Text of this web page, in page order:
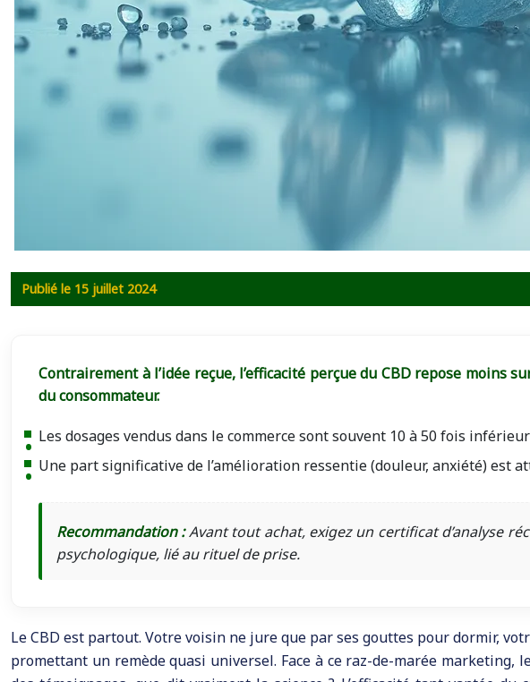
Publié le 15 juillet 2024
Contrairement à l’idée reçue, l’efficacité perçue du CBD repose moins
du consommateur.
Les dosages vendus dans le commerce sont souvent 10 à 50 fois
Une part significative de l’amélioration ressentie (douleur, anxiété) est
Recommandation :Avant tout achat, exigez un certificat d’analyse
psychologique, lié au rituel de prise.
Le CBD est partout. Votre voisin ne jure que par ses gouttes pour dormir,
promettant un remède quasi universel. Face à ce raz-de-marée